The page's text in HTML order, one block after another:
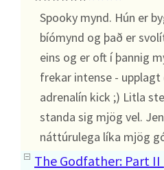
Spooky mynd. Hún er
bíómynd og það er
eins og er oft í þannig
frekar intense -
adrenalín kick ;) Litla
standa sig mjög vel.
náttúrulega líka mjög
The Godfather: Part II